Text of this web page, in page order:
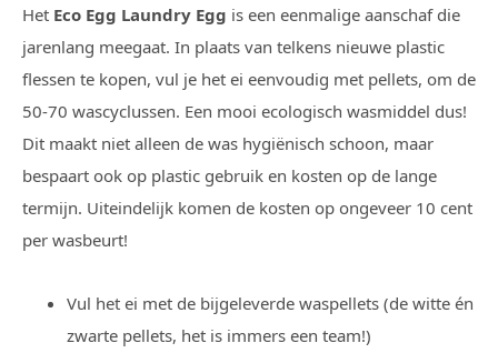
Het Eco Egg Laundry Egg is een eenmalige aanschaf die
jarenlang meegaat. In plaats van telkens nieuwe plastic
flessen te kopen, vul je het ei eenvoudig met pellets, om de
50-70 wascyclussen. Een mooi ecologisch wasmiddel dus!
Dit maakt niet alleen de was hygiënisch schoon, maar
bespaart ook op plastic gebruik en kosten op de lange
termijn. Uiteindelijk komen de kosten op ongeveer 10 cent
per wasbeurt!
Vul het ei met de bijgeleverde waspellets (de witte én
zwarte pellets, het is immers een team!)